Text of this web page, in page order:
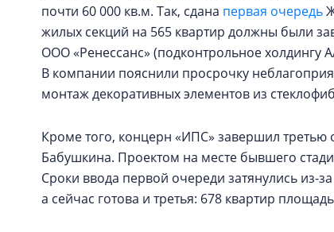
почти 60 000 кв.м. Так, сдана первая очередь
жилых секций на 565 квартир должны были
ООО «Ренессанс» (подконтрольное холдингу
В компании пояснили просрочку
монтаж декоративных элементов из
Кроме того, концерн «ИПС» завершил третью
Бабушкина. Проектом на месте бывшего
Сроки ввода первой очереди затянулись из-
а сейчас готова и третья: 678 квартир